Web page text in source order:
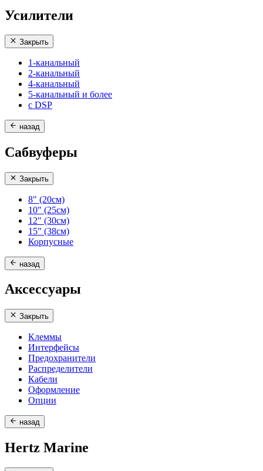
Усилители
Закрыть
1-канальный
2-канальный
4-канальный
5-канальный и более
с DSP
назад
Сабвуферы
Закрыть
8" (20см)
10" (25см)
12" (30см)
15" (38см)
Корпусные
назад
Аксессуары
Закрыть
Клеммы
Интерфейсы
Предохранители
Распределители
Кабели
Оформление
Опции
назад
Hertz Marine